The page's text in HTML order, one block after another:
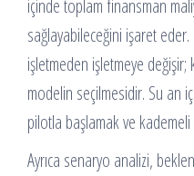
içinde toplam finansman
sağlayabileceğini işaret
işletmeden işletmeye
modelin seçilmesidir. Su an
pilotla başlamak ve
Ayrıca senaryo analizi,